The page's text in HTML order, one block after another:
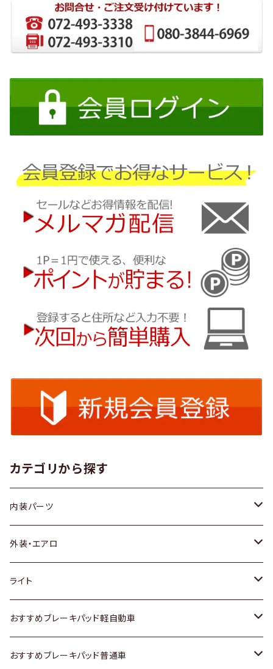
カテゴリから探す
内装パーツ
トヨタ
ホンダ
スズキ
日産
外装・エアロ
トヨタ
ホンダ
スズキ
ライト
トヨタ
スズキ
おすすめブレーキパッド軽自動車
トヨタ
おすすめブレーキパッド普通車